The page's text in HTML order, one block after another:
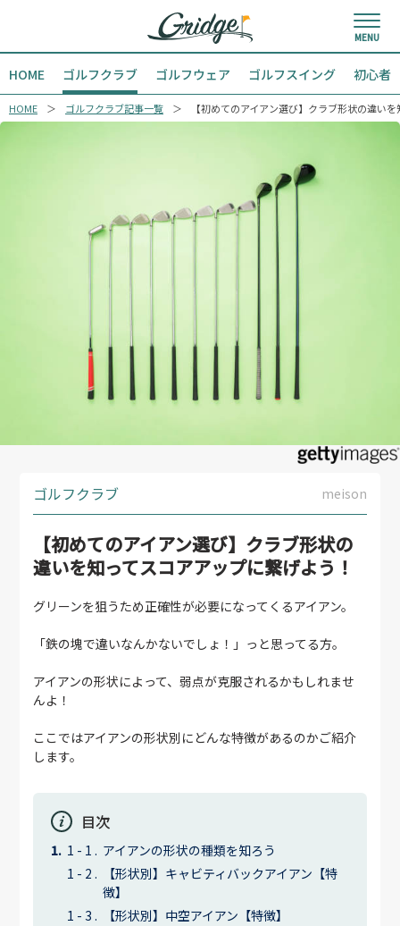
HOME ゴルフクラブ ゴルフウェア ゴルフスイング 初心者
HOME ゴルフクラブ記事一覧 【初めてのアイアン選び】クラブ形状の違い
ゴルフクラブ meison
【初めてのアイアン選び】クラブ形状の
違いを知ってスコアアップに繋げよう！
グリーンを狙うため正確性が必要になってくるアイアン。
「鉄の塊で違いなんかないでしょ！」っと思ってる方。
アイアンの形状によって、弱点が克服されるかもしれませ
んよ！
ここではアイアンの形状別にどんな特徴があるのかご紹介
します。
目次
アイアンの形状の種類を知ろう
【形状別】キャビティバックアイアン【特
徴】
【形状別】中空アイアン【特徴】